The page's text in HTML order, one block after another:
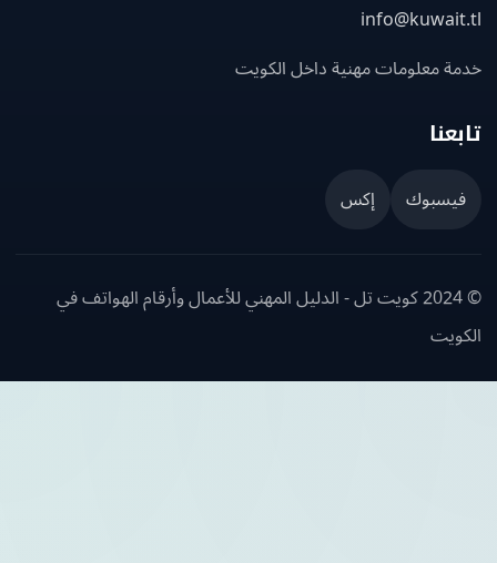
معلومات مهنية داخل الكويت
إكس
© 2024 كويت تل - الدليل المهني للأعمال وأرقام الهواتف في